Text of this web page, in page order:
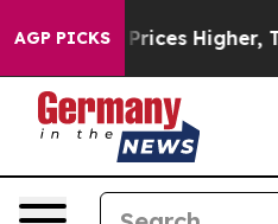
AGP PICKS
oil Prices Higher,